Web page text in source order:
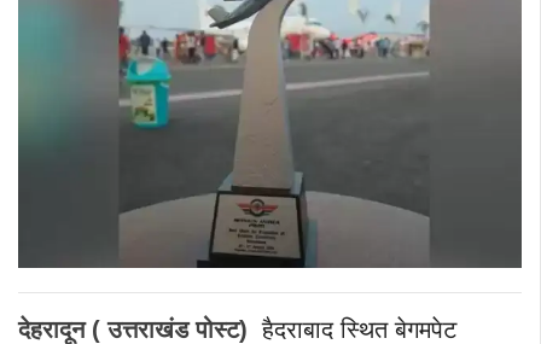
देहरादून ( उत्तराखंड पोस्ट) हैदराबाद स्थित बेगमपेट